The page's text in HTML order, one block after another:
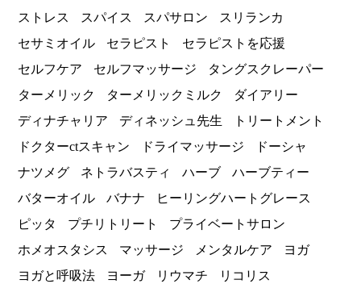
ストレス
スパイス スパサロン
スリランカ
セサミオイル
セラピスト
セラピストを応援
セルフケア
セルフマッサージ
タングスクレーパー
ターメリック
ターメリックミルク
ダイアリー
ディナチャリア
ディネッシュ先生
トリートメント
ドクターctスキャン
ドライマッサージ
ドーシャ
ナツメグ
ネトラバスティ ハーブ
ハーブティー
バターオイル
バナナ
ヒーリングハートグレース
ピッタ
プチリトリート
プライベートサロン
ホメオスタシス
マッサージ メンタルケア
ヨガ
ヨガと呼吸法
ヨーガ リウマチ
リコリス